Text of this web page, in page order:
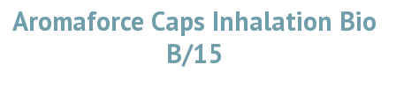
Aromaforce Caps Inhalation Bio
B/15